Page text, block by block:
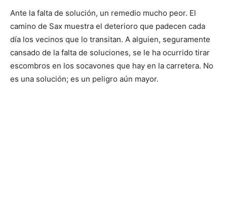
Ante la falta de solución, un remedio mucho peor. El
camino de Sax muestra el deterioro que padecen cada
día los vecinos que lo transitan. A alguien, seguramente
cansado de la falta de soluciones, se le ha ocurrido tirar
escombros en los socavones que hay en la carretera. No
es una solución; es un peligro aún mayor.